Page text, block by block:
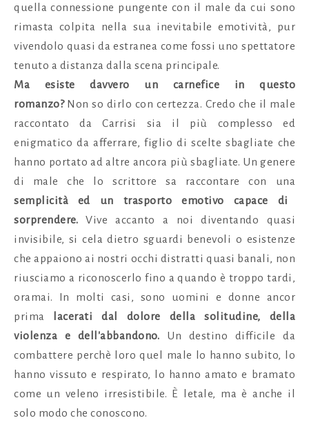
quella connessione pungente con il male da cui sono
rimasta colpita nella sua inevitabile emotività, pur
vivendolo quasi da estranea come fossi uno spettatore
tenuto a distanza dalla scena principale.
Ma esiste davvero un carnefice in questo
romanzo? Non so dirlo con certezza. Credo che il male
raccontato da Carrisi sia il più complesso ed
enigmatico da afferrare, figlio di scelte sbagliate che
hanno portato ad altre ancora più sbagliate. Un genere
di male che lo scrittore sa raccontare con una
semplicità ed un trasporto emotivo capace di
sorprendere. Vive accanto a noi diventando quasi
invisibile, si cela dietro sguardi benevoli o esistenze
che appaiono ai nostri occhi distratti quasi banali, non
riusciamo a riconoscerlo fino a quando è troppo tardi,
oramai. In molti casi, sono uomini e donne ancor
prima lacerati dal dolore della solitudine, della
violenza e dell'abbandono. Un destino difficile da
combattere perchè loro quel male lo hanno subito, lo
hanno vissuto e respirato, lo hanno amato e bramato
come un veleno irresistibile. È letale, ma è anche il
solo modo che conoscono.